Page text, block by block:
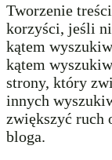
Tworzenie
korzyści, jeśli
kątem
kątem
strony, który
innych
zwiększyć ruch
bloga.